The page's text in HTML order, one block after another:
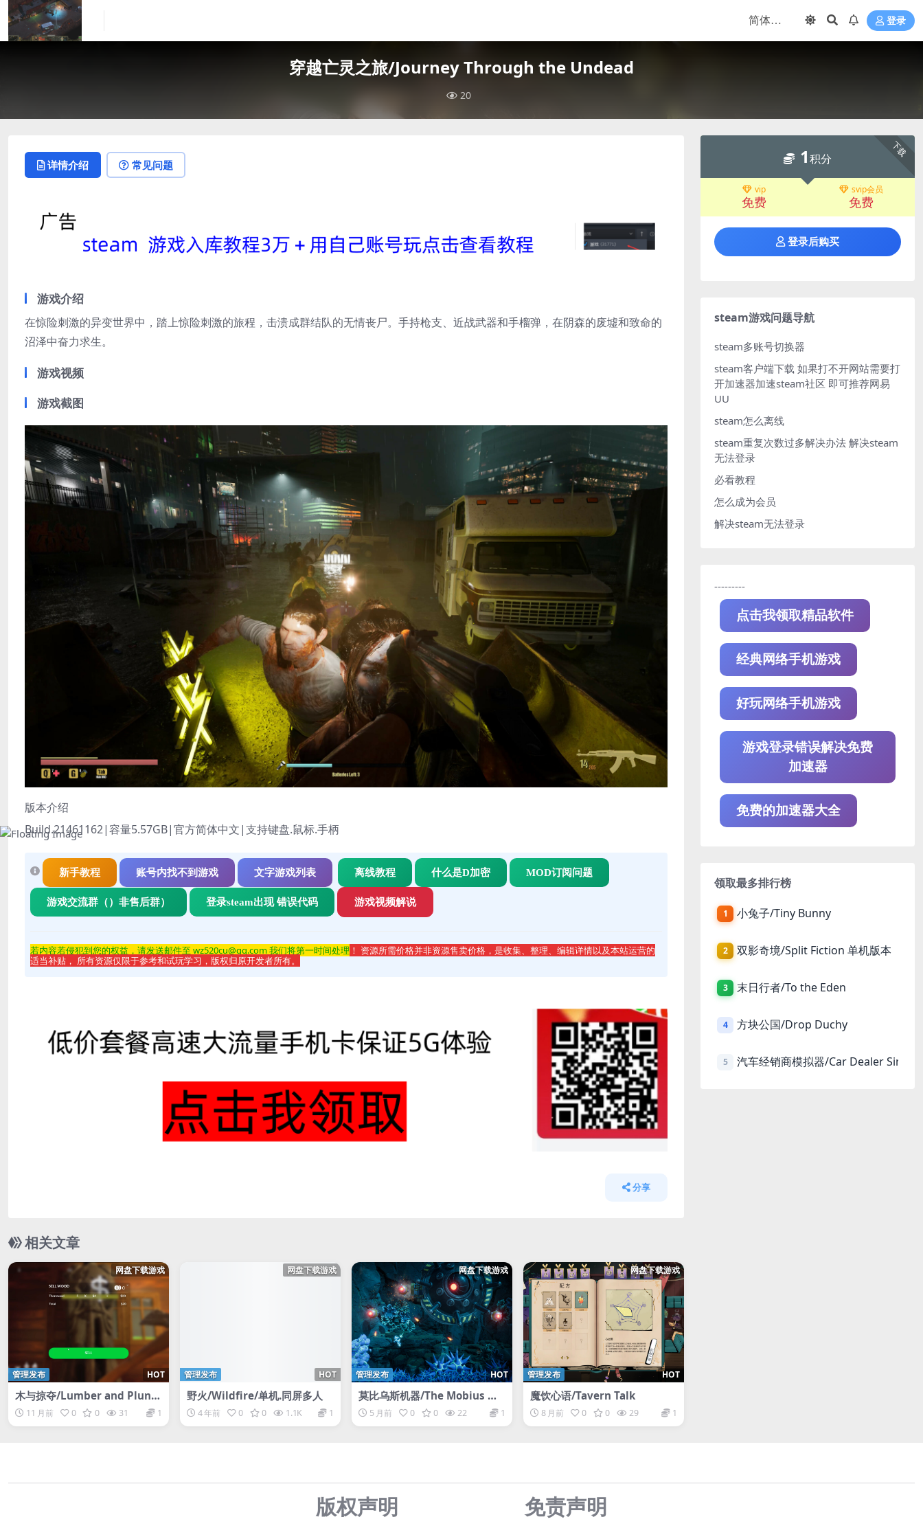
登录
穿越亡灵之旅/Journey Through the Undead
20
详情介绍 常见问题
游戏介绍
在惊险刺激的异变世界中，踏上惊险刺激的旅程，击溃成群结队的无情丧尸。手持枪支、近战武器和手榴弹，在阴森的废墟和致命的
沼泽中奋力求生。
游戏视频
游戏截图
版本介绍
Build.21461162|容量5.57GB|官方简体中文|支持键盘.鼠标.手柄
新手教程 账号内找不到游戏 文字游戏列表 离线教程 什么是D加密 MOD订阅问题
游戏交流群（）非售后群） 登录steam出现 错误代码 游戏视频解说
若内容若侵犯到您的权益，请发送邮件至 wz520cu@qq.com 我们将第一时间处理 ！ 资源所需价格并非资源售卖价格，是收集、整理、编辑详情以及本站运营的
适当补贴， 所有资源仅限于参考和试玩学习，版权归原开发者所有。
分享
相关文章
网盘下载游戏
HOT
管理发布
木与掠夺/Lumber and Plund
er 11 月前 0 0 31 1
网盘下载游戏
HOT
管理发布
野火/Wildfire/单机.同屏多人
4 年前 0 0 1.1K 1
网盘下载游戏
HOT
管理发布
莫比乌斯机器/The Mobius Ma
chine
5 月前 0 0 22 1
网盘下载游戏
HOT
管理发布
魔饮心语/Tavern Talk
8 月前 0 0 29 1
下载
1积分
vip
免费
svip会员
免费
登录后购买
steam游戏问题导航
steam多账号切换器
steam客户端下载 如果打不开网站需要打
开加速器加速steam社区 即可推荐网易
UU
steam怎么离线
steam重复次数过多解决办法 解决steam
无法登录
必看教程
怎么成为会员
解决steam无法登录
---------
点击我领取精品软件
经典网络手机游戏
好玩网络手机游戏
游戏登录错误解决免费
加速器
免费的加速器大全
领取最多排行榜
1 小兔子/Tiny Bunny
2 双影奇境/Split Fiction 单机版本
3 末日行者/To the Eden
4 方块公国/Drop Duchy
5 汽车经销商模拟器/Car Dealer
版权声明 免责声明